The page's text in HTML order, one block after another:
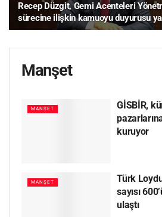
Recep Düzgit, Gemi Acenteleri
sürecine ilişkin kamuoyu duyurusu
Manşet
MANŞET
GİSBİR,
kuruyor
MANŞET
Türk
sayısı
ulaştı